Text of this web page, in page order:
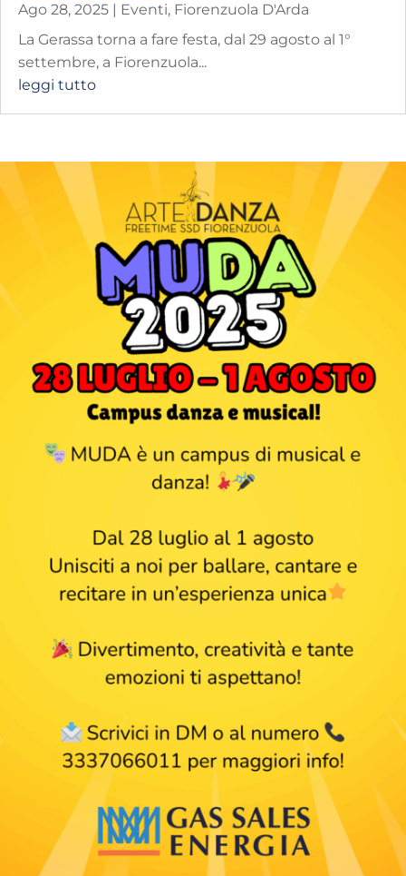
Ago 28, 2025 | Eventi, Fiorenzuola D'Arda
La Gerassa torna a fare festa, dal 29 agosto al 1°
settembre, a Fiorenzuola...
leggi tutto